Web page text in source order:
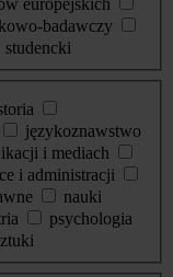
europejskich
badawczy
studencki
językoznawstwo
i mediach
i administracji
nauki
psychologia